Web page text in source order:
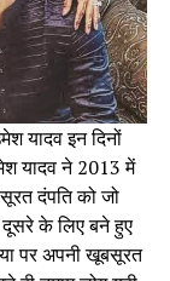
यादव इन दिनों
यादव ने 2013 में
दंपति को जो
दूसरे के लिए बने हुए
पर अपनी खूबसूरत